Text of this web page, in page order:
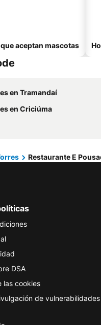
aceptan mascotas
en Tramandaí
en Criciúma
Restaurante E
DSA
las cookies
de vulnerabilidades